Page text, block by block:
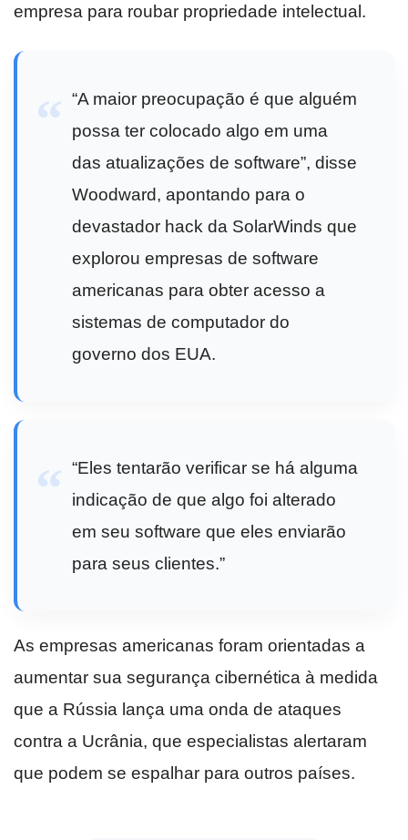
empresa para roubar propriedade intelectual.
“A maior preocupação é que alguém
possa ter colocado algo em uma
das atualizações de software”, disse
Woodward, apontando para o
devastador hack da SolarWinds que
explorou empresas de software
americanas para obter acesso a
sistemas de computador do
governo dos EUA.
“Eles tentarão verificar se há alguma
indicação de que algo foi alterado
em seu software que eles enviarão
para seus clientes.”
As empresas americanas foram orientadas a
aumentar sua segurança cibernética à medida
que a Rússia lança uma onda de ataques
contra a Ucrânia, que especialistas alertaram
que podem se espalhar para outros países.